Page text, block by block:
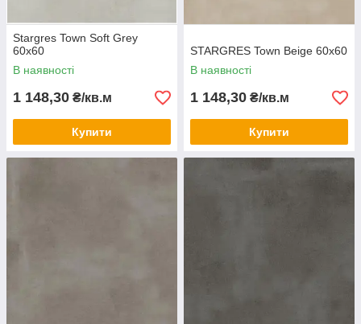
Stargres Town Soft Grey
60x60
В наявності
1 148,30 ₴/кв.м
Купити
STARGRES Town Beige 60x60
В наявності
1 148,30 ₴/кв.м
Купити